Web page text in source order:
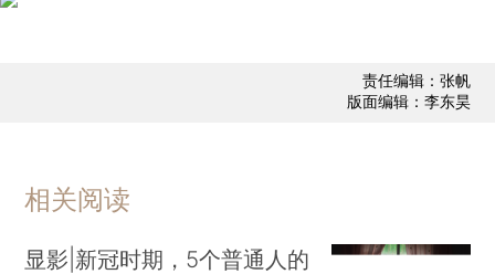
责任编辑：张帆
版面编辑：李东昊
相关阅读
显影|新冠时期，5个普通人的